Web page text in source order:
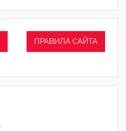
ПРАВИЛА САЙТА